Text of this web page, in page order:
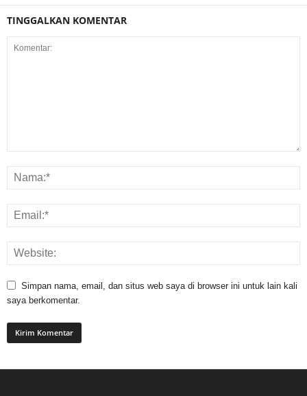
TINGGALKAN KOMENTAR
Simpan nama, email, dan situs web saya di browser ini untuk lain kali
saya berkomentar.